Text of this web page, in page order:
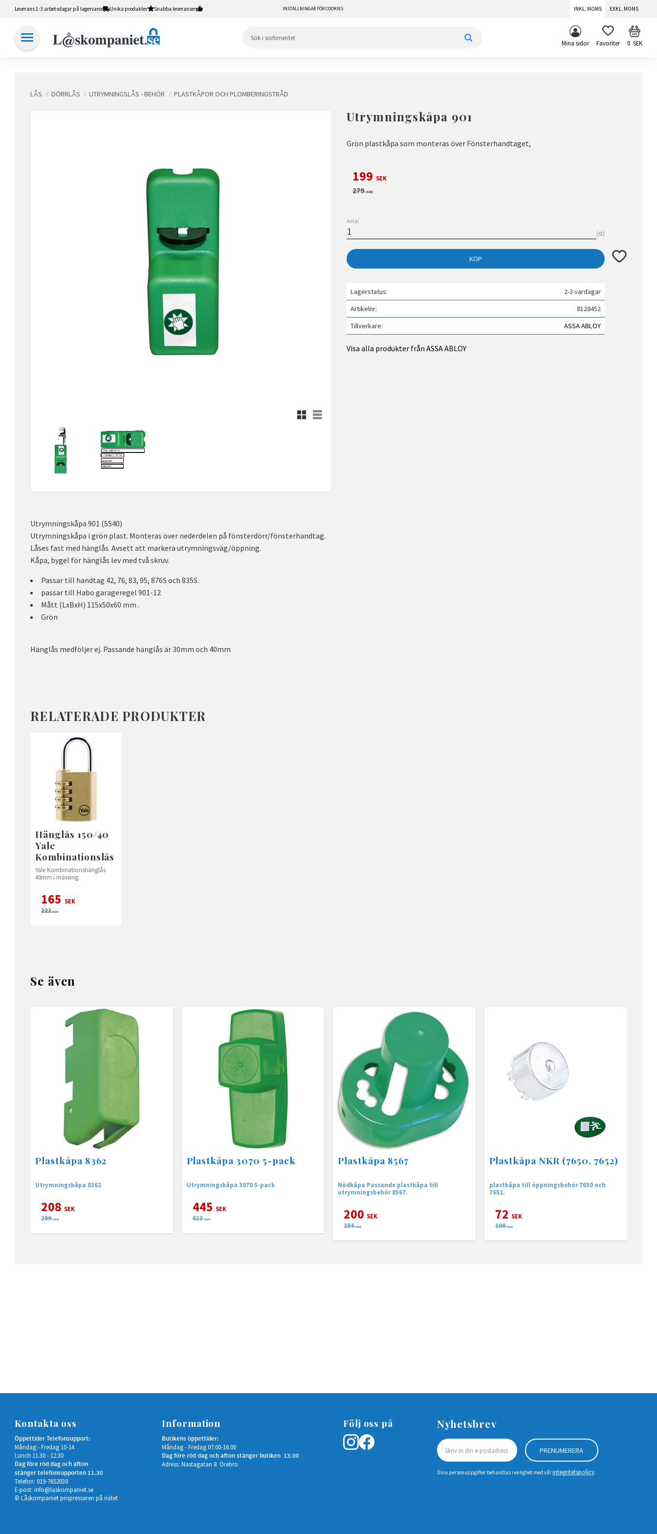
Leverans 1-3 arbetsdagar på lagervaror Unika produkter Snabba leveranser INSTÄLLNINGAR FÖR COOKIES INKL. MOMS EXKL. MOMS
Mina sidor FAVORITER 0SEK
LÅS DÖRRLÅS UTRYMNINGSLÅS - BEHÖR PLASTKÅPOR OCH PLOMBERINGSTRÅD
Utrymningskåpa 901
Grön plastkåpa som monteras över Fönsterhandtaget,
Rutnätsvy
Listvy
Nedsatt pris:
199 SEK
Ordinarie pris:
279SEK
Antal
st
KÖP Lägg till i
Lagerstatus
2-3 vardagar
Artikelnr
8128452
Tillverkare
ASSA ABLOY
Visa alla produkter från ASSA ABLOY
Utrymningskåpa 901 (5540)
Utrymningskåpa i grön plast. Monteras över nederdelen på fönsterdörr/fönsterhandtag.
Låses fast med hänglås. Avsett att markera utrymningsväg/öppning.
Kåpa, bygel för hänglås lev med två skruv.
Passar till handtag 42, 76, 83, 95, 876S och 835S.
passar till Habo garageregel 901-12
Mått (LxBxH) 115x50x60 mm .
Grön
Hänglås medföljer ej. Passande hänglås är 30mm och 40mm
RELATERADE PRODUKTER
Hänglås 150/40
Yale
Kombinationslås
Yale Kombinationshänglås
40mm i mässing.
165 SEK
222SEK
Se även
Plastkåpa 8362
Utrymningskåpa 8362
208 SEK
299 SEK
Plastkåpa 3070 5-pack
Utrymningskåpa 3070 5-pack
445 SEK
613 SEK
Plastkåpa 8567
Nödkåpa Passande plastkåpa till
utrymningsbehör 8567.
200 SEK
284 SEK
Plastkåpa NKR (7650, 7652)
plastkåpa till öppningsbehör 7650 och
7652.
72 SEK
100 SEK
Kontakta oss
Öppettider Telefonsupport:
Måndag - Fredag 10-14
Lunch 11.30 - 12.30
Dag före röd dag och afton
stänger telefonsupporten 11.30
Telefon: 019-7652030
E-post: info@laskompaniet.se
© Låskompaniet prispressaren på nätet
Information
Butikens öppettider:
Måndag - Fredag 07:00-16:00
Dag före röd dag och afton stänger butiken 13.00
Adress: Nastagatan 8 Örebro
Följ oss på Nyhetsbrev
PRENUMERERA
Dina personuppgifter behandlas i enlighet med vårintegritetspolicy.